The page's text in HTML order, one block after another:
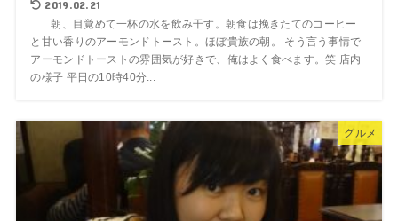
2019.02.21
朝、目覚めて一杯の水を飲み干す。朝食は挽きたてのコーヒー
と甘い香りのアーモンドトースト。ほぼ貴族の朝。 そう言う事情で
アーモンドトーストの雰囲気が好きで、俺はよく食べます。笑 店内
の様子 平日の10時40分...
グルメ